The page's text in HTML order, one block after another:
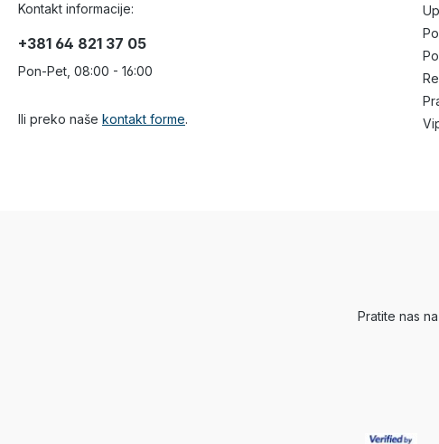
Kontakt informacije:
+381 64 821 37 05
Pon-Pet, 08:00 - 16:00
Ili preko naše kontakt forme.
Pratite nas